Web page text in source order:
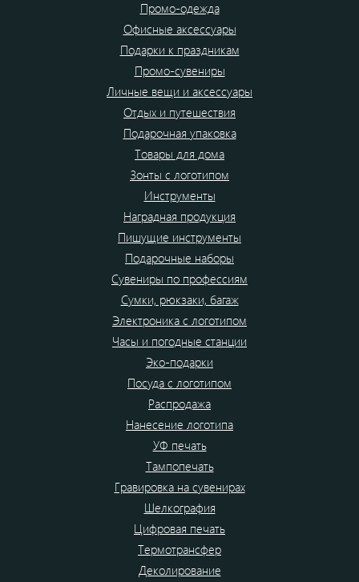
Промо-одежда
Офисные аксессуары
Подарки к праздникам
Промо-сувениры
Личные вещи и аксессуары
Отдых и путешествия
Подарочная упаковка
Товары для дома
Зонты с логотипом
Инструменты
Наградная продукция
Пишущие инструменты
Подарочные наборы
Сувениры по профессиям
Сумки, рюкзаки, багаж
Электроника с логотипом
Часы и погодные станции
Эко-подарки
Посуда с логотипом
Распродажа
Нанесение логотипа
УФ печать
Тампопечать
Гравировка на сувенирах
Шелкография
Цифровая печать
Термотрансфер
Деколирование